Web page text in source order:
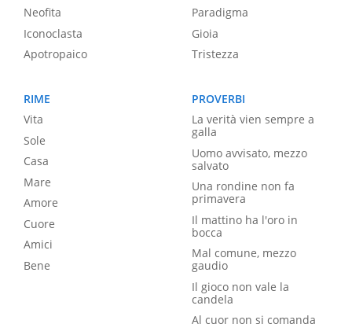
Neofita
Iconoclasta
Apotropaico
Paradigma
Gioia
Tristezza
RIME
Vita
Sole
Casa
Mare
Amore
Cuore
Amici
Bene
PROVERBI
La verità vien sempre a
galla
Uomo avvisato, mezzo
salvato
Una rondine non fa
primavera
Il mattino ha l'oro in
bocca
Mal comune, mezzo
gaudio
Il gioco non vale la
candela
Al cuor non si comanda